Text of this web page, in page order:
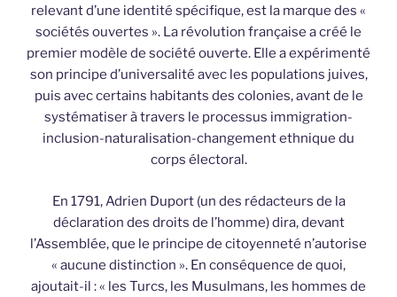
relevant d’une identité spécifique, est la marque des «
sociétés ouvertes ». La révolution française a créé le
premier modèle de société ouverte. Elle a expérimenté
son principe d’universalité avec les populations juives,
puis avec certains habitants des colonies, avant de le
systématiser à travers le processus immigration-
inclusion-naturalisation-changement ethnique du
corps électoral.
En 1791, Adrien Duport (un des rédacteurs de la
déclaration des droits de l’homme) dira, devant
l’Assemblée, que le principe de citoyenneté n’autorise
« aucune distinction ». En conséquence de quoi,
ajoutait-il : « les Turcs, les Musulmans, les hommes de